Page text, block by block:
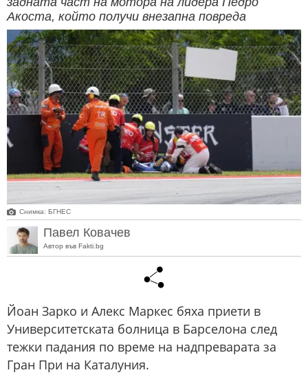
Акоста, който получи внезапна повреда
Снимка: БГНЕС
Павел Ковачев
Автор във Fakti.bg
Йоан Зарко и Алекс Маркес бяха приети в
Университетската болница в Барселона след
тежки падания по време на надпреварата за
Гран При на Каталуния.